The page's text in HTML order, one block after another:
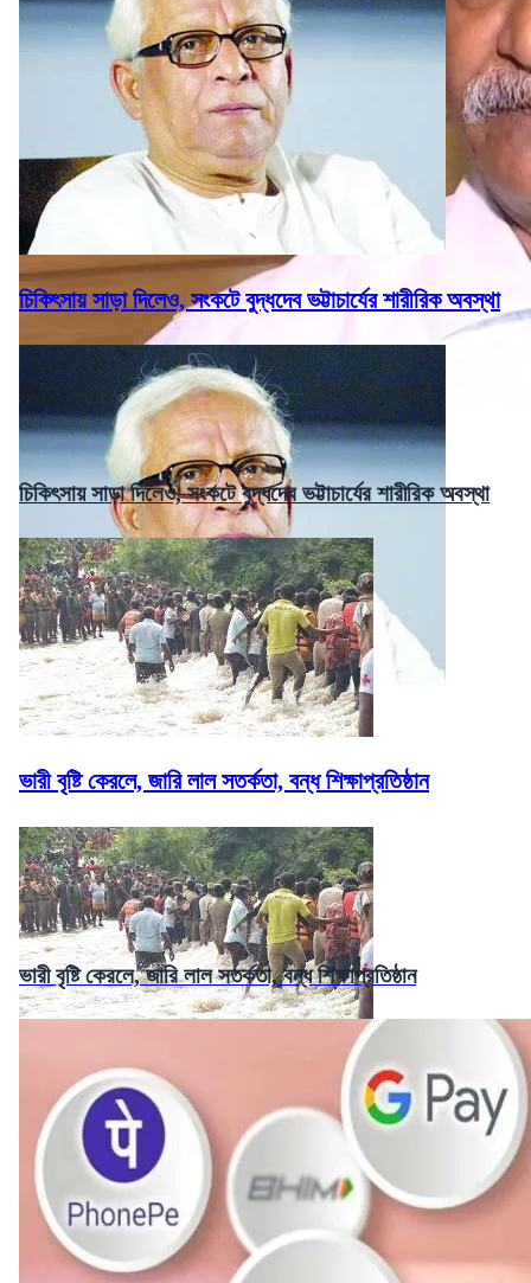
চিকিৎসায় সাড়া দিলেও, সংকটে বুদ্ধদেব ভট্টাচার্যের শারীরিক অবস্থা
চিকিৎসায় সাড়া দিলেও, সংকটে বুদ্ধদেব ভট্টাচার্যের শারীরিক অবস্থা
ভারী বৃষ্টি কেরলে, জারি লাল সতর্কতা, বন্ধ শিক্ষাপ্রতিষ্ঠান
ভারী বৃষ্টি কেরলে, জারি লাল সতর্কতা, বন্ধ শিক্ষাপ্রতিষ্ঠান